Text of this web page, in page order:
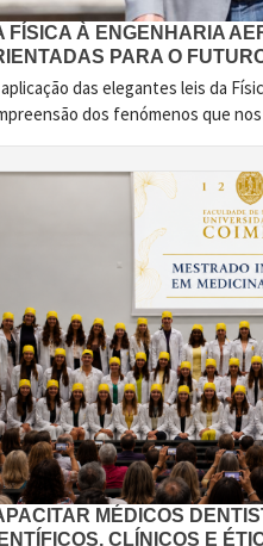
FÍSICA À ENGENHARIA
PARA O
das elegantes leis da
dos fenómenos que
MÉDICOS
CLÍNICOS E